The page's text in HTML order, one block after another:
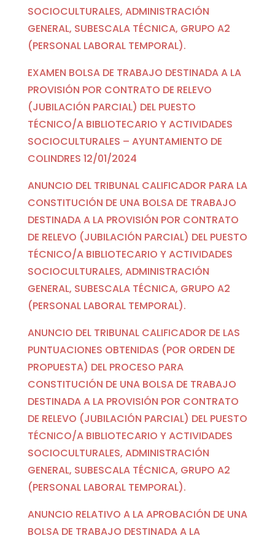
SOCIOCULTURALES, ADMINISTRACIÓN
GENERAL, SUBESCALA TÉCNICA, GRUPO A2
(PERSONAL LABORAL TEMPORAL).
EXAMEN BOLSA DE TRABAJO DESTINADA A LA
PROVISIÓN POR CONTRATO DE RELEVO
(JUBILACIÓN PARCIAL) DEL PUESTO
TÉCNICO/A BIBLIOTECARIO Y ACTIVIDADES
SOCIOCULTURALES – AYUNTAMIENTO DE
COLINDRES 12/01/2024
ANUNCIO DEL TRIBUNAL CALIFICADOR PARA LA
CONSTITUCIÓN DE UNA BOLSA DE TRABAJO
DESTINADA A LA PROVISIÓN POR CONTRATO
DE RELEVO (JUBILACIÓN PARCIAL) DEL PUESTO
TÉCNICO/A BIBLIOTECARIO Y ACTIVIDADES
SOCIOCULTURALES, ADMINISTRACIÓN
GENERAL, SUBESCALA TÉCNICA, GRUPO A2
(PERSONAL LABORAL TEMPORAL).
ANUNCIO DEL TRIBUNAL CALIFICADOR DE LAS
PUNTUACIONES OBTENIDAS (POR ORDEN DE
PROPUESTA) DEL PROCESO PARA
CONSTITUCIÓN DE UNA BOLSA DE TRABAJO
DESTINADA A LA PROVISIÓN POR CONTRATO
DE RELEVO (JUBILACIÓN PARCIAL) DEL PUESTO
TÉCNICO/A BIBLIOTECARIO Y ACTIVIDADES
SOCIOCULTURALES, ADMINISTRACIÓN
GENERAL, SUBESCALA TÉCNICA, GRUPO A2
(PERSONAL LABORAL TEMPORAL).
ANUNCIO RELATIVO A LA APROBACIÓN DE UNA
BOLSA DE TRABAJO DESTINADA A LA